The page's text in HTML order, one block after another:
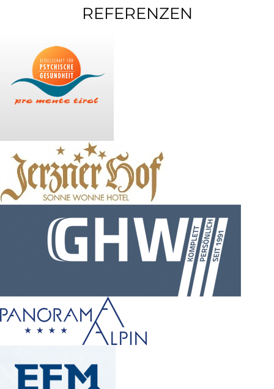
REFERENZEN